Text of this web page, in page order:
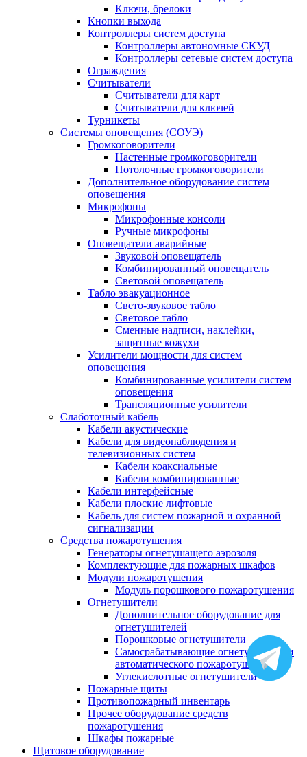
Ключи, брелоки
Кнопки выхода
Контроллеры систем доступа
Контроллеры автономные СКУД
Контроллеры сетевые систем доступа
Ограждения
Считыватели
Считыватели для карт
Считыватели для ключей
Турникеты
Системы оповещения (СОУЭ)
Громкоговорители
Настенные громкоговорители
Потолочные громкоговорители
Дополнительное оборудование систем
оповещения
Микрофоны
Микрофонные консоли
Ручные микрофоны
Оповещатели аварийные
Звуковой оповещатель
Комбинированный оповещатель
Световой оповещатель
Табло эвакуационное
Свето-звуковое табло
Световое табло
Сменные надписи, наклейки,
защитные кожухи
Усилители мощности для систем
оповещения
Комбинированные усилители систем
оповещения
Трансляционные усилители
Слаботочный кабель
Кабели акустические
Кабели для видеонаблюдения и
телевизионных систем
Кабели коаксиальные
Кабели комбинированные
Кабели интерфейсные
Кабели плоские лифтовые
Кабель для систем пожарной и охранной
сигнализации
Средства пожаротушения
Генераторы огнетушащего аэрозоля
Комплектующие для пожарных шкафов
Модули пожаротушения
Модуль порошкового пожаротушения
Огнетушители
Дополнительное оборудование для
огнетушителей
Порошковые огнетушители
Самосрабатывающие огнетушители и
автоматического пожаротушения
Углекислотные огнетушители
Пожарные щиты
Противопожарный инвентарь
Прочее оборудование средств
пожаротушения
Шкафы пожарные
Щитовое оборудование